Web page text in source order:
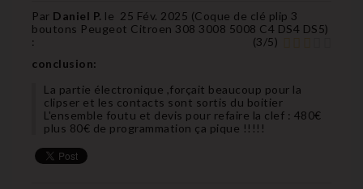
Par Daniel P. le 25 Fév. 2025 (Coque de clé plip 3
boutons Peugeot Citroen 308 3008 5008 C4 DS4 DS5)
:
(3/5)
conclusion:
La partie électronique ,forçait beaucoup pour la
clipser et les contacts sont sortis du boitier
L'ensemble foutu et devis pour refaire la clef : 480€
plus 80€ de programmation ça pique !!!!!